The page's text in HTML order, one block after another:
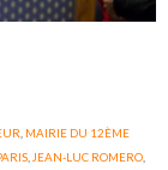
MAIRIE DU 12ÈME
JEAN-LUC ROMERO